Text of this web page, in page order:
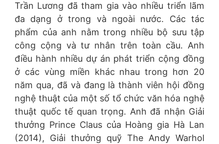
Trần Lương đã tham gia vào nhiều triển lãm
đa dạng ở trong và ngoài nước. Các tác
phẩm của anh nằm trong nhiều bộ sưu tập
công cộng và tư nhân trên toàn cầu. Anh
điều hành nhiều dự án phát triển cộng đồng
ở các vùng miền khác nhau trong hơn 20
năm qua, đã và đang là thành viên hội đồng
nghệ thuật của một số tổ chức văn hóa nghệ
thuật quốc tế quan trọng. Anh đã nhận Giải
thưởng Prince Claus của Hoàng gia Hà Lan
(2014), Giải thưởng quỹ The Andy Warhol